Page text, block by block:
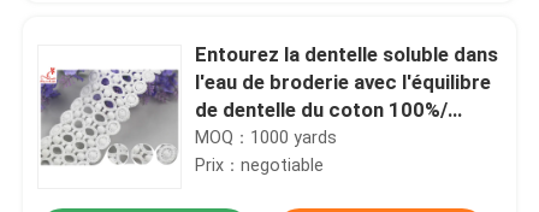
Entourez la dentelle soluble dans
l'eau de broderie avec l'équilibre
de dentelle du coton 100%/
échelle
MOQ：1000 yards
Prix：negotiable